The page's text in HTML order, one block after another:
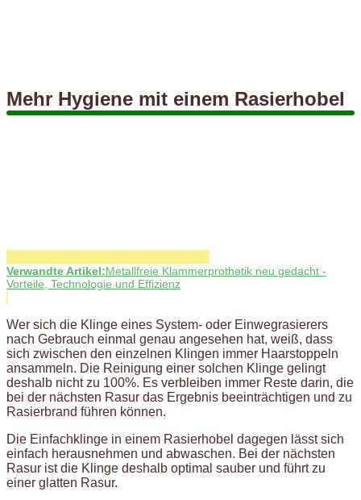
Mehr Hygiene mit einem Rasierhobel
Verwandte Artikel:Metallfreie Klammerprothetik neu gedacht -
Vorteile, Technologie und Effizienz
Wer sich die Klinge eines System- oder Einwegrasierers
nach Gebrauch einmal genau angesehen hat, weiß, dass
sich zwischen den einzelnen Klingen immer Haarstoppeln
ansammeln. Die Reinigung einer solchen Klinge gelingt
deshalb nicht zu 100%. Es verbleiben immer Reste darin, die
bei der nächsten Rasur das Ergebnis beeinträchtigen und zu
Rasierbrand führen können.
Die Einfachklinge in einem Rasierhobel dagegen lässt sich
einfach herausnehmen und abwaschen. Bei der nächsten
Rasur ist die Klinge deshalb optimal sauber und führt zu
einer glatten Rasur.